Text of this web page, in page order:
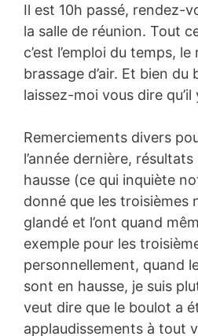
Il est 10h passé, rendez-
la salle de réunion. Tout
c’est l’emploi du temps, le
brassage d’air. Et bien du
laissez-moi vous dire qu’il
Remerciements divers
l’année dernière,
hausse (ce qui inquiète
donné que les troisièmes
glandé et l’ont quand
exemple pour les
personnellement, quand
sont en hausse, je suis
veut dire que le boulot a
applaudissements à tout